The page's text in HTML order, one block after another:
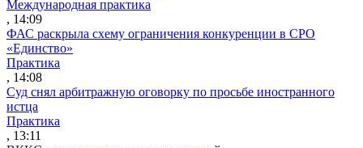
Международная практика
, 14:09
ФАС раскрыла схему ограничения конкуренции в СРО
«Единство»
Практика
, 14:08
Суд снял арбитражную оговорку по просьбе иностранного
истца
Практика
, 13:11